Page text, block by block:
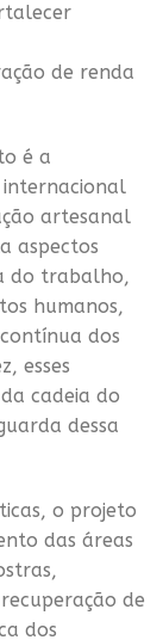
de renda
é a
internacional
artesanal
aspectos
do trabalho,
humanos,
dos
esses
cadeia do
dessa
o projeto
das áreas
de
dos